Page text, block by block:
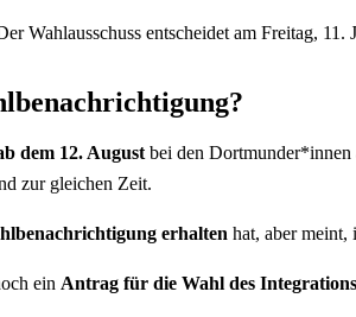
Wahlausschuss entscheidet am Freitag,
dem 12. August bei den
zur gleichen Zeit.
erhalten hat, aber
ein Antrag für die Wahl des